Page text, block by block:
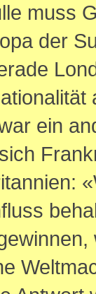
muss
der
ein